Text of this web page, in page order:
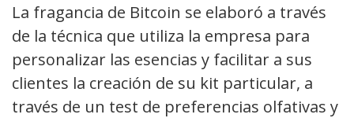
La fragancia de Bitcoin se elaboró a través
de la técnica que utiliza la empresa para
personalizar las esencias y facilitar a sus
clientes la creación de su kit particular, a
través de un test de preferencias olfativas y